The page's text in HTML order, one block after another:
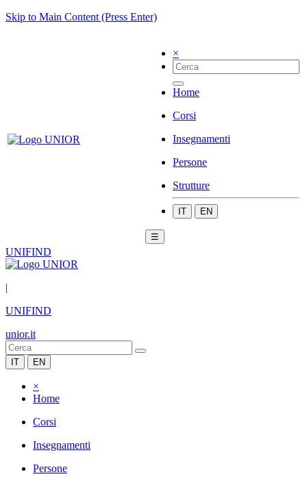
Skip to Main Content (Press Enter)
×
Home
Corsi
Insegnamenti
Persone
Strutture
IT EN
☰
UNIFIND
|
UNIFIND
unior.it
IT EN
×
Home
Corsi
Insegnamenti
Persone